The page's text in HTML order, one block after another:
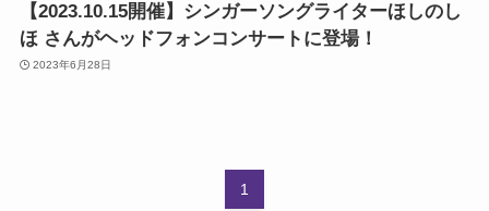
【2023.10.15開催】シンガーソングライターほしのし
ほ さんがヘッドフォンコンサートに登場！
2023年6月28日
1